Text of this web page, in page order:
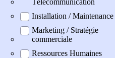
Installation / Maintenance
Marketing / Stratégie
commerciale
Ressources Humaines